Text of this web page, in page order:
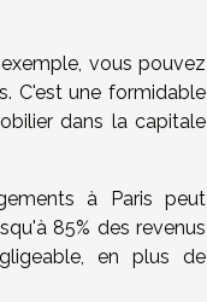
vous pouvez
C'est une formidable
dans la capitale
à Paris peut
85% des revenus
en plus de